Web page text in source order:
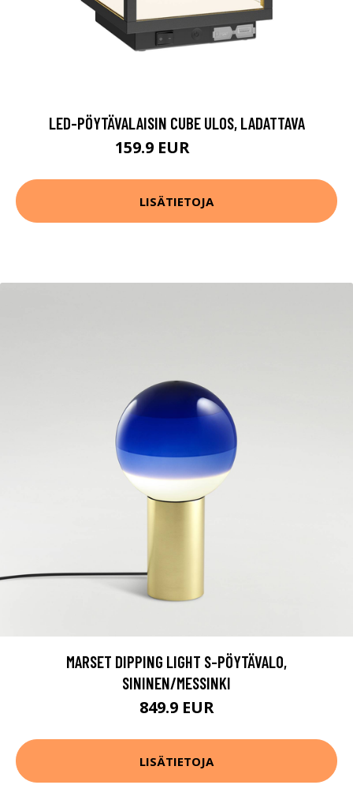
LED-PÖYTÄVALAISIN CUBE ULOS, LADATTAVA
159.9 EUR
LISÄTIETOJA
MARSET DIPPING LIGHT S-PÖYTÄVALO,
SININEN/MESSINKI
849.9 EUR
LISÄTIETOJA